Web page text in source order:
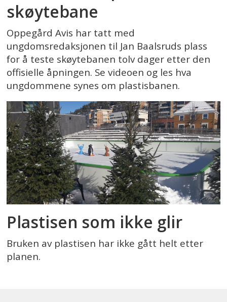
skøytebane
Oppegård Avis har tatt med
ungdomsredaksjonen til Jan Baalsruds plass
for å teste skøytebanen tolv dager etter den
offisielle åpningen. Se videoen og les hva
ungdommene synes om plastisbanen.
Plastisen som ikke glir
Bruken av plastisen har ikke gått helt etter
planen.